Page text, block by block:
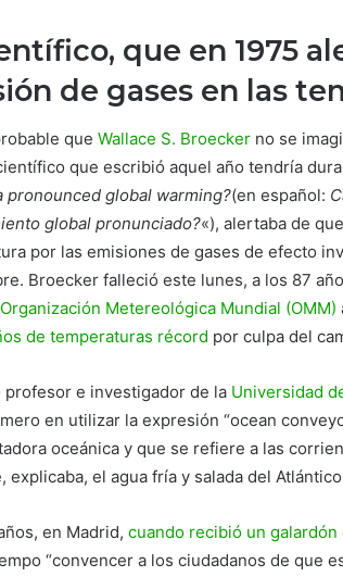
que en 1975
de gases en las
que Wallace S. Broecker no se
que escribió aquel año tendría
pronounced global warming?(en español:
global pronunciado?«), alertaba de
por las emisiones de gases de efecto
Broecker falleció este lunes, a los 87
Organización Metereológica Mundial (OMM)
de temperaturas récord por culpa del
profesor e investigador de la Universidad
en utilizar la expresión “ocean
oceánica y que se refiere a las
explicaba, el agua fría y salada del
en Madrid, cuando recibió un galardón
“convencer a los ciudadanos de que